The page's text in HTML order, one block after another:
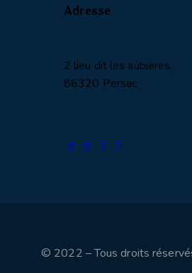
Adresse
2 lieu dit les aubieres,
86320 Persac
© 2022 – Tous droits